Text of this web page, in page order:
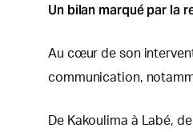
Un bilan marqué par la
Au cœur de son
communication,
De Kakoulima à Labé,